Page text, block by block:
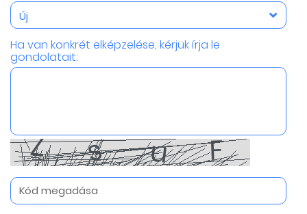
Új
Ha van konkrét elképzelése, kérjük írja le
gondolatait: